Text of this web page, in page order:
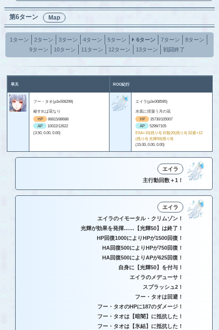
第6ターン Map
1ターン 2ターン 3ターン 4ターン 5ターン 6ターン 7ターン
8ターン
9ターン
10ターン 11ターン 12ターン 13ターン 戦闘終了
旱天 ROO紀行
フー・タオ(p3x008299)
秘すれば花なり
HP
86815/88688
AP
10022/12622
(3.50, 0.00, 0.00)
エイラ(p3x008595)
水底に揺蕩う月の花
HP
35730/105007
AP
5299/7105
EXA+15(残り4) 封殺20(残り4) 回避+12
(残り4) 光輝50(残り8)
(15.00, 0.00, 0.00)
エイラ
主行動回数＋1！
エイラ
エイラのイモータル・クリムゾン！
光輝が効果を発揮……【光輝50】は終了！
HP回復1000によりHPが1500回復！
HA回復500によりHPが750回復！
HA回復500によりAPが625回復！
自身に【光輝50】を付与！
エイラのメデューサ！
スプラッシュ2！
フー・タオは回避！
フー・タオのHPに187のダメージ！
フー・タオは【暗闇】に抵抗した！
フー・タオは【氷結】に抵抗した！